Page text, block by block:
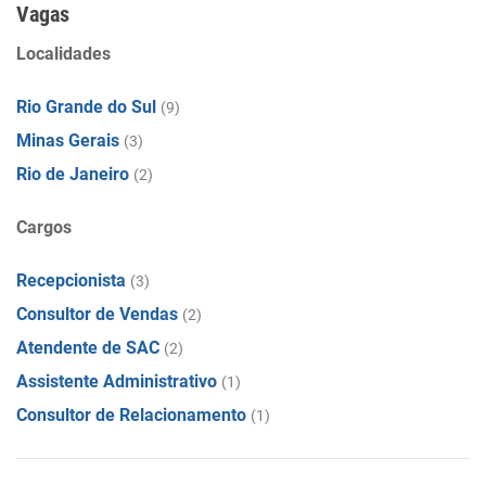
Vagas
Localidades
Rio Grande do Sul (9)
Minas Gerais (3)
Rio de Janeiro (2)
Cargos
Recepcionista (3)
Consultor de Vendas (2)
Atendente de SAC (2)
Assistente Administrativo (1)
Consultor de Relacionamento (1)